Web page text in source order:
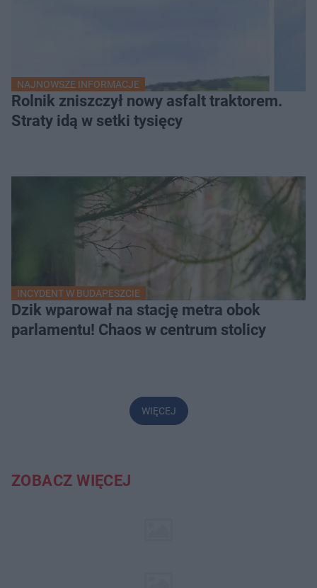
NAJNOWSZE INFORMACJE
Rolnik zniszczył nowy asfalt traktorem.
Straty idą w setki tysięcy
INCYDENT W BUDAPESZCIE
Dzik wparował na stację metra obok
parlamentu! Chaos w centrum stolicy
WIĘCEJ
ZOBACZ WIĘCEJ